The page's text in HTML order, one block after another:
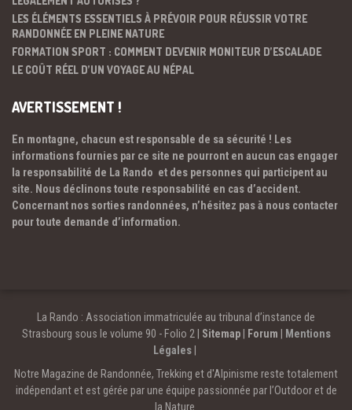
LES ÉLÉMENTS ESSENTIELS À PRÉVOIR POUR RÉUSSIR VOTRE
RANDONNÉE EN PLEINE NATURE
FORMATION SPORT : COMMENT DEVENIR MONITEUR D’ESCALADE
LE COÛT RÉEL D’UN VOYAGE AU NÉPAL
AVERTISSEMENT !
En montagne, chacun est responsable de sa sécurité ! Les
informations fournies par ce site ne pourront en aucun cas engager
la responsabilité de La Rando et des personnes qui participent au
site. Nous déclinons toute responsabilité en cas d’accident.
Concernant nos sorties randonnées, n’hésitez pas à nous contacter
pour toute demande d’information.
La Rando : Association immatriculée au tribunal d’instance de
Strasbourg sous le volume 90 - Folio 2 | Sitemap| Forum
Mentions
Légales
Notre Magazine de Randonnée, Trekking et d'Alpinisme reste totalement
indépendant et est gérée par une équipe passionnée par l’Outdoor et de
la Nature.